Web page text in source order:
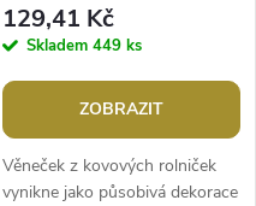
129,41 Kč
Skladem 449 ks
ZOBRAZIT
Věneček z kovových rolniček
vynikne jako působivá dekorace